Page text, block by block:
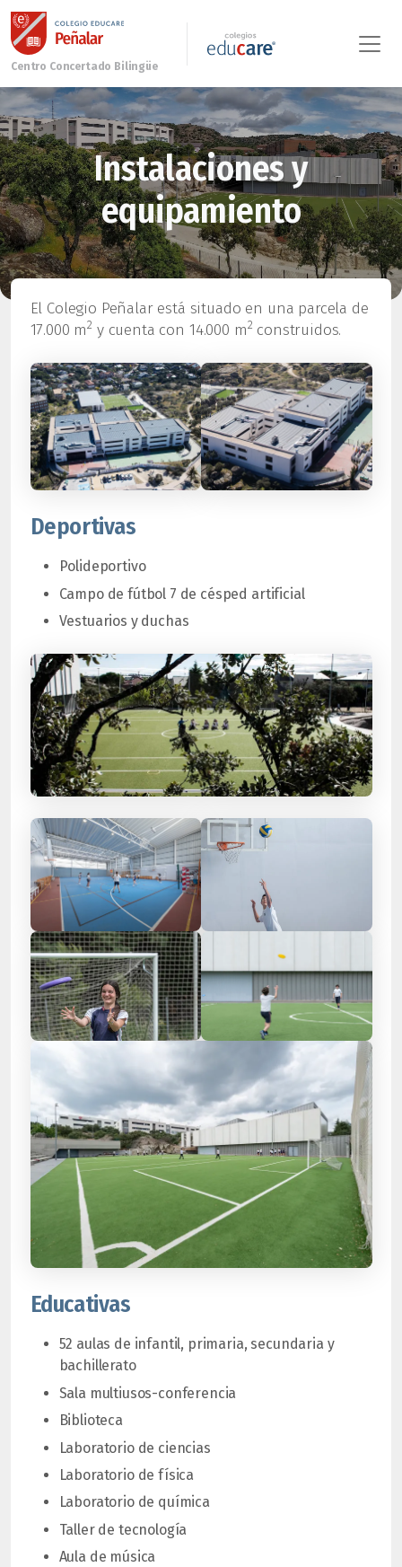
Instalaciones y
equipamiento
El Colegio Peñalar está situado en una parcela de
17.000 m2 y cuenta con 14.000 m2 construidos.
Deportivas
Polideportivo
Campo de fútbol 7 de césped artificial
Vestuarios y duchas
Educativas
52 aulas de infantil, primaria, secundaria y
bachillerato
Sala multiusos-conferencia
Biblioteca
Laboratorio de ciencias
Laboratorio de física
Laboratorio de química
Taller de tecnología
Aula de música